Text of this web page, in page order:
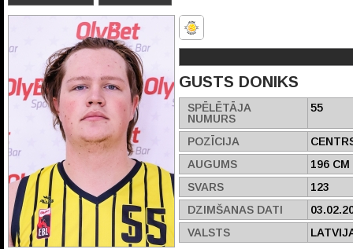
GUSTS DONIKS
SPĒLĒTĀJA
NUMURS
55
POZĪCIJA
AUGUMS
196 CM
SVARS
123
DZIMŠANAS DATI
VALSTS